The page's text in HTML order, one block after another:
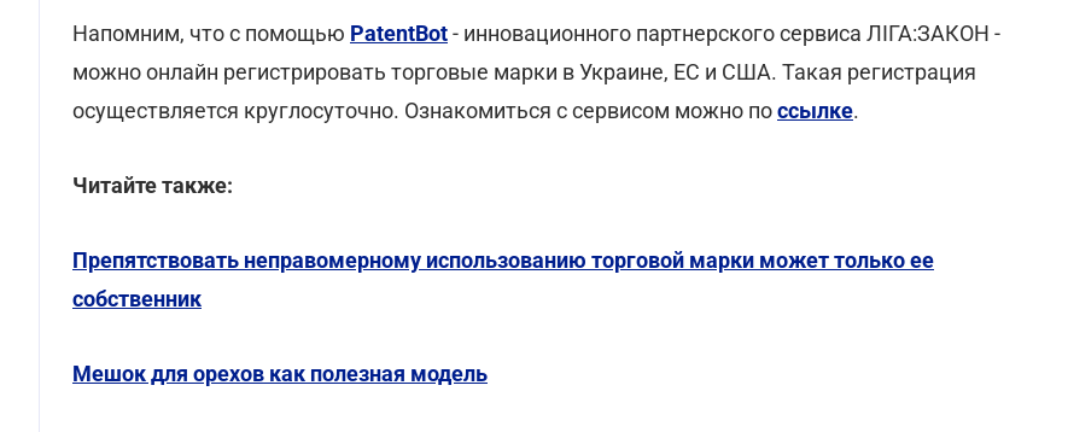
Напомним, что с помощью PatentBot- инновационного партнерского сервиса ЛІГА:ЗАКОН -
можно онлайн регистрировать торговые марки в Украине, ЕС и США. Такая регистрация
осуществляется круглосуточно. Ознакомиться с сервисом можно поссылке.
Читайте также:
Препятствовать неправомерному использованию торговой марки может только ее
собственник
Мешок для орехов как полезная модель